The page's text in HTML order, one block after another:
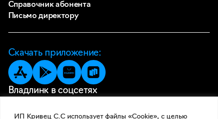
ИП Кривец С.С использует файлы «Cookie», с целью
Справочник абонента
Письмо директору
Скачать приложение:
Владлинк в соцсетях